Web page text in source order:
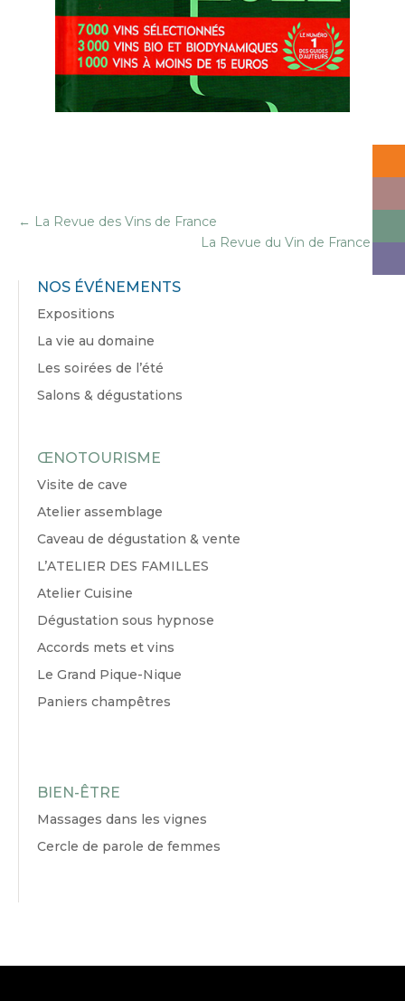
← La Revue des Vins de France
La Revue du Vin de France→
NOS ÉVÉNEMENTS
Expositions
La vie au domaine
Les soirées de l’été
Salons & dégustations
ŒNOTOURISME
Visite de cave
Atelier assemblage
Caveau de dégustation & vente
L’ATELIER DES FAMILLES
Atelier Cuisine
Dégustation sous hypnose
Accords mets et vins
Le Grand Pique-Nique
Paniers champêtres
BIEN-ÊTRE
Massages dans les vignes
Cercle de parole de femmes